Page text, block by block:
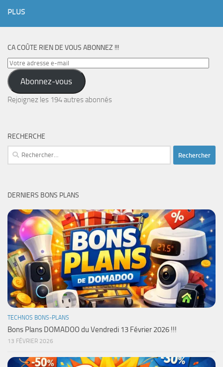
PLUS
CA COÛTE RIEN DE VOUS ABONNEZ !!!
Votre
adresse
e-
mail
Abonnez-vous
Rejoignez les 194 autres abonnés
RECHERCHE
Rechercher :
DERNIERS BONS PLANS
TECHNOS BONS-PLANS
Bons Plans DOMADOO du Vendredi 13 Février 2026 !!!
13 FÉVRIER 2026